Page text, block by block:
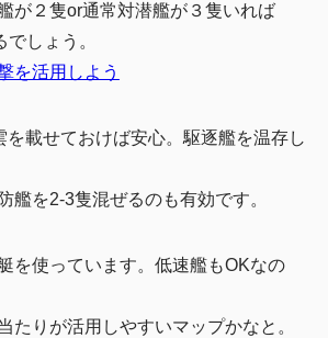
が２隻or通常対潜艦が３隻いれば
しょう。
を活用しよう
を載せておけば安心。駆逐艦を温存し
艦を2-3隻混ぜるのも有効です。
を使っています。低速艦もOKなの
たりが活用しやすいマップかなと。